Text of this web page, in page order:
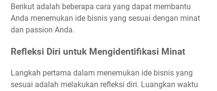
Berikut adalah beberapa cara yang dapat membantu
Anda menemukan ide bisnis yang sesuai dengan minat
dan passion Anda.
Refleksi Diri untuk Mengidentifikasi Minat
Langkah pertama dalam menemukan ide bisnis yang
sesuai adalah melakukan refleksi diri. Luangkan waktu